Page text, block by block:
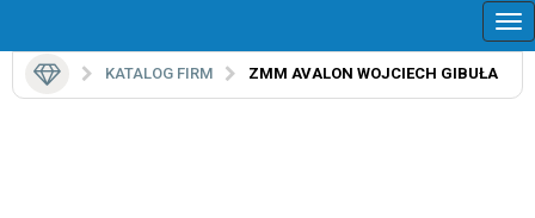
KATALOG FIRM ZMM AVALON WOJCIECH GIBUŁA